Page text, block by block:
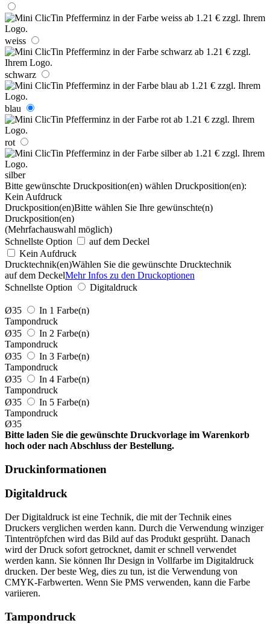
weiss
schwarz
blau
rot
silber
Bitte gewünschte Druckposition(en) wählen Druckposition(en):
Kein Aufdruck
Druckposition(en)Bitte wählen Sie Ihre gewünschte(n)
Druckposition(en)
(Mehrfachauswahl möglich)
Schnellste Option
auf dem Deckel
Kein Aufdruck
Drucktechnik(en)Wählen Sie die gewünschte Drucktechnik
auf dem DeckelMehr Infos zu den Druckoptionen
Schnellste Option
Digitaldruck
Ø35
In 1 Farbe(n)
Tampondruck
Ø35
In 2 Farbe(n)
Tampondruck
Ø35
In 3 Farbe(n)
Tampondruck
Ø35
In 4 Farbe(n)
Tampondruck
Ø35
In 5 Farbe(n)
Tampondruck
Ø35
Bitte laden Sie die gewünschte Druckvorlage im Warenkorb
hoch oder nach Abschluss der Bestellung.
Druckinformationen
Digitaldruck
Der Digitaldruck ist eine Technik, die mit der Technik eines
Druckers verglichen werden kann. Durch die Verwendung winziger
Tintentröpfchen wird das Bild auf das Produkt gesprüht. Danach
wird der Druck sofort getrocknet, damit er schnell verwendet
werden kann. Sie können Ihr Design in Vollfarbe im Digitaldruck
drucken. Der beste Weg, dies zu tun, ist die Verwendung von
CMYK-Farbwerten. Wenn Sie PMS verwenden, kann die Farbe
variieren.
Tampondruck